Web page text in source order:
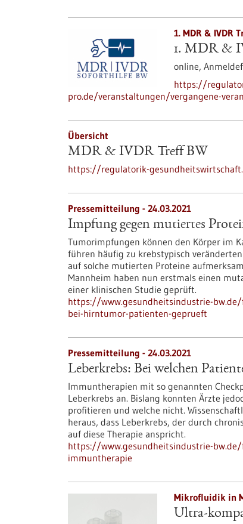
1. MDR & IVDR
1. MDR &
online,
https://
pro.de/veranstaltungen/vergangene-
Übersicht
MDR & IVDR Treff BW
https://regulatorik-
Pressemitteilung - 24.03.2021
Impfung gegen mutiertes
Tumorimpfungen können den Körper im
führen häufig zu krebstypisch
auf solche mutierten Proteine
Mannheim haben nun erstmals einen
einer klinischen Studie geprüft.
https://www.gesundheitsindustrie-
bei-hirntumor-patienten-geprueft
Pressemitteilung - 24.03.2021
Leberkrebs: Bei welchen
Immuntherapien mit so genannten
Leberkrebs an. Bislang konnten Ärzte
profitieren und welche nicht.
heraus, dass Leberkrebs, der durch
auf diese Therapie anspricht.
https://www.gesundheitsindustrie-
immuntherapie
Mikrofluidik in
Ultra-